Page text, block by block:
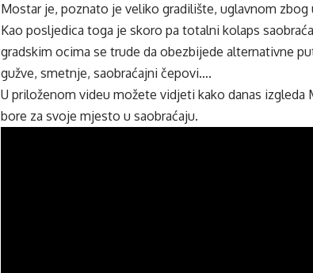
Mostar je, poznato je veliko gradilište, uglavnom
Kao posljedica toga je skoro pa totalni kolaps
gradskim ocima se trude da obezbijede alternativne
gužve, smetnje, saobraćajni čepovi….
U priloženom videu možete vidjeti kako danas
bore za svoje mjesto u saobraćaju.